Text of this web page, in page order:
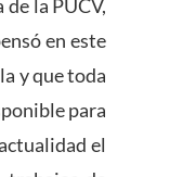
la PUCV,
en este
y que toda
para
el